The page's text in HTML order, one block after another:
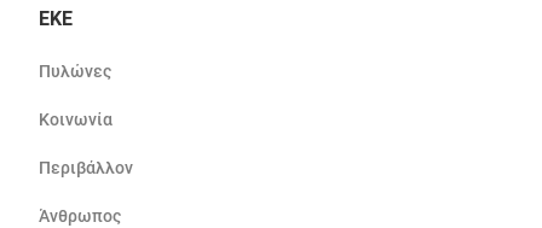
ΕΚΕ
Πυλώνες
Κοινωνία
Περιβάλλον
Άνθρωπος